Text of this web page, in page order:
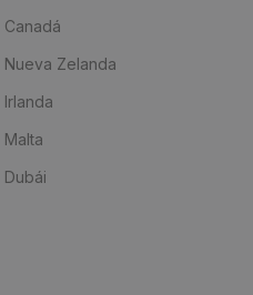
Canadá
Nueva Zelanda
Irlanda
Malta
Dubái